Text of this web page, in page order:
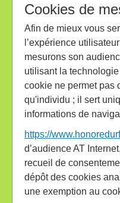
Cookies de
Afin de mieux vous
l’expérience
mesurons son
utilisant la
cookie ne permet pas
qu'individu ; il sert
informations de
https://
d’audience AT
recueil de
dépôt des cookies
une exemption au